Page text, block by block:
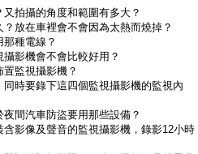
樓、室內外)
紅外線照射
拍攝的角度和範圍有多大？
放在車裡會不會因為太熱而燒掉？
種電線？
影機會不會比較好用？
監視攝影機？
時要錄下這四個監視攝影機的監視內
間汽車防盜要用那些設備？
影像及聲音的監視攝影機，錄影12小時